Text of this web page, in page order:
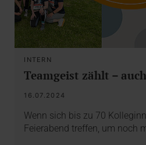
INTERN
Teamgeist zählt –
16.07.2024
Wenn sich bis zu 70
Feierabend treffen, um noch